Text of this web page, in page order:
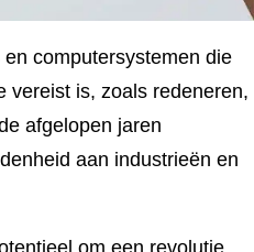
computersystemen die
vereist is, zoals redeneren,
afgelopen jaren
aan industrieën en
om een ​​revolutie